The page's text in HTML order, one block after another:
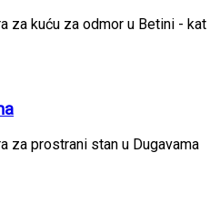
za kuću za odmor u Betini - kat
za prostrani stan u Dugavama